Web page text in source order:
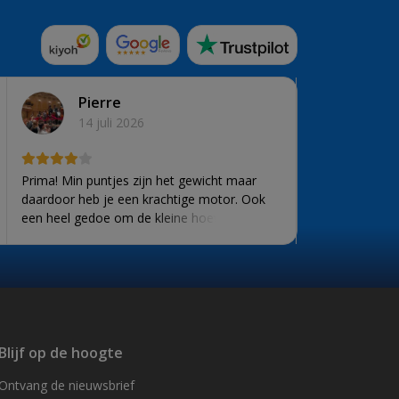
Pierre
14 juli 2026
Prima! Min puntjes zijn het gewicht maar
daardoor heb je een krachtige motor. Ook
een heel gedoe om de kleine hoeveelheid
Blijf op de hoogte
Ontvang de nieuwsbrief